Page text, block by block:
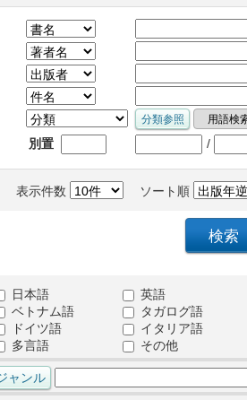
別置 /
表示件数 ソート順
日本語
英語
ベトナム語
タガログ語
ドイツ語
イタリア語
多言語
その他